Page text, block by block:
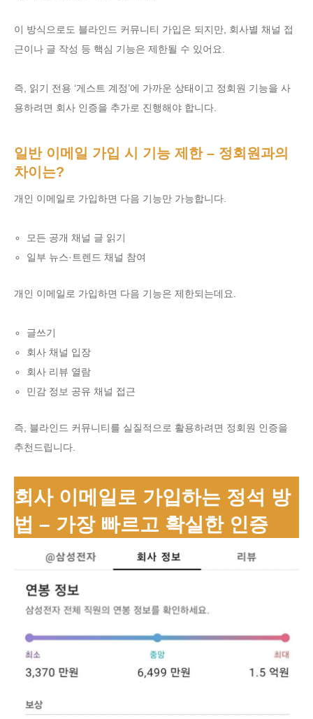
이 방식으로도 블라인드 커뮤니티 가입은 되지만, 회사별 채널 접
근이나 글 작성 등 핵심 기능은 제한될 수 있어요.
즉, 읽기 전용 ‘게스트 계정’에 가까운 상태이고 정회원 기능을 사
용하려면 회사 인증을 추가로 진행해야 합니다.
일반 이메일 가입 시 기능 제한 – 정회원과의
차이는?
개인 이메일로 가입하면 다음 기능만 가능합니다.
모든 공개 채널 글 읽기
일부 뉴스·트렌드 채널 참여
개인 이메일로 가입하면 다음 기능은 제한되는데요.
글쓰기
회사 채널 입장
회사 리뷰 열람
민감 정보 공유 채널 접근
즉, 블라인드 커뮤니티를 실질적으로 활용하려면 정회원 인증을
추천드립니다.
회사 이메일로 가입하는 정석 방
법 – 가장 빠르고 확실한 인증